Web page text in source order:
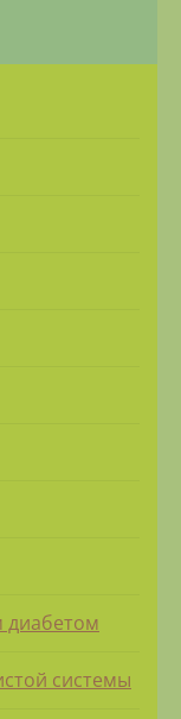
диабетом
системы